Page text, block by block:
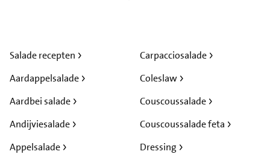
Salade recepten
Aardappelsalade
Aardbei salade
Andijviesalade
Appelsalade
Carpacciosalade
Coleslaw
Couscoussalade
Couscoussalade feta
Dressing